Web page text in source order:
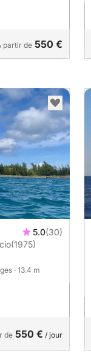
partir de 550 €
5.0(30)
(1975)
· 13.4 m
de 550 € / jour